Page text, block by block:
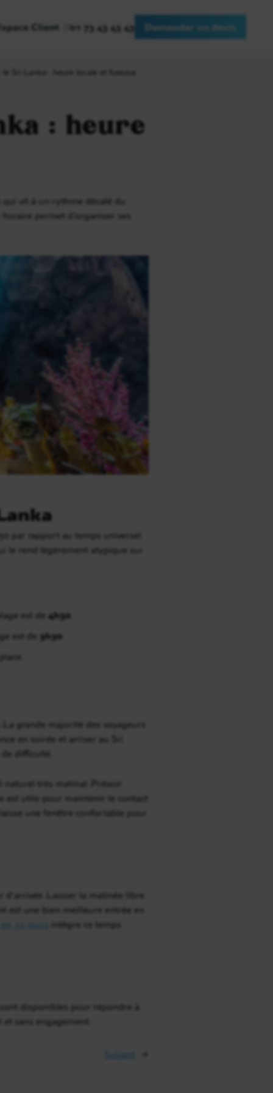
Client 01 73 43 43 43 Demander un devis
Sri Lanka : heure locale et fuseaux
: heure
vit à un rythme décalé du
permet d’organiser ses
par rapport au temps universel
le rend légèrement atypique sur
est de 4h30
est de 3h30
grande majorité des voyageurs
en soirée et arriver au Sri
difficulté.
très matinal. Prévoir
est utile pour maintenir le contact
une fenêtre confortable pour
Laisser la matinée libre
une bien meilleure entrée en
intègre ce temps
disponibles pour répondre à
sans engagement.
Suivant →